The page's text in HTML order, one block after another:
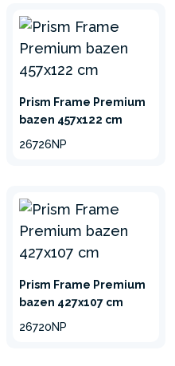
Prism Frame Premium
bazen 457x122 cm
26726NP
Prism Frame Premium
bazen 427x107 cm
26720NP